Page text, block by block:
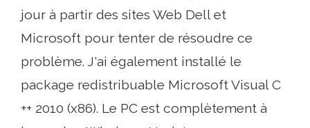
jour à partir des sites Web Dell et
Microsoft pour tenter de résoudre ce
problème. J'ai également installé le
package redistribuable Microsoft Visual C
++ 2010 (x86). Le PC est complètement à